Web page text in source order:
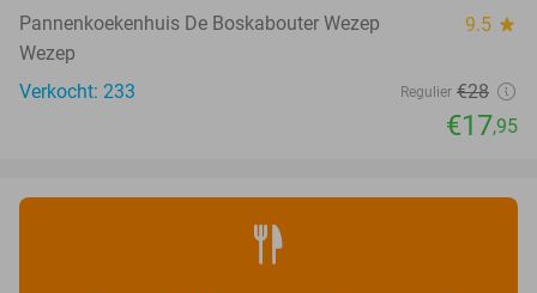
Pannenkoekenhuis De Boskabouter Wezep 9.5 star
Wezep
Verkocht: 233
Regulier €28
€17,95